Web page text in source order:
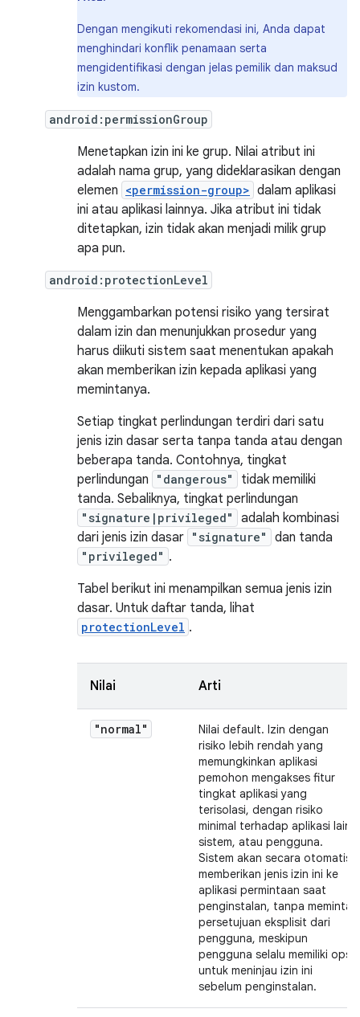
Dengan mengikuti rekomendasi ini, Anda dapat
menghindari konflik penamaan serta
mengidentifikasi dengan jelas pemilik dan maksud
izin kustom.
android:permissionGroup
Menetapkan izin ini ke grup. Nilai atribut ini
adalah nama grup, yang dideklarasikan dengan
elemen <permission-group> dalam aplikasi
ini atau aplikasi lainnya. Jika atribut ini tidak
ditetapkan, izin tidak akan menjadi milik grup
apa pun.
android:protectionLevel
Menggambarkan potensi risiko yang tersirat
dalam izin dan menunjukkan prosedur yang
harus diikuti sistem saat menentukan apakah
akan memberikan izin kepada aplikasi yang
memintanya.
Setiap tingkat perlindungan terdiri dari satu
jenis izin dasar serta tanpa tanda atau dengan
beberapa tanda. Contohnya, tingkat
perlindungan
"dangerous"
tidak memiliki
tanda. Sebaliknya, tingkat perlindungan
"signature|privileged"
adalah kombinasi
dari jenis izin dasar "signature" dan tanda
"privileged" .
Tabel berikut ini menampilkan semua jenis izin
dasar. Untuk daftar tanda, lihat
protectionLevel .
Nilai Arti
"normal"
Nilai default. Izin dengan
risiko lebih rendah yang
memungkinkan aplikasi
pemohon mengakses fitur
tingkat aplikasi yang
terisolasi, dengan risiko
minimal terhadap aplikasi lain,
sistem, atau pengguna.
Sistem akan secara otomatis
memberikan jenis izin ini ke
aplikasi permintaan saat
penginstalan, tanpa meminta
persetujuan eksplisit dari
pengguna, meskipun
pengguna selalu memiliki opsi
untuk meninjau izin ini
sebelum penginstalan.